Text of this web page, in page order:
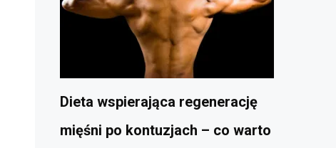
Dieta wspierająca regenerację
mięśni po kontuzjach – co warto